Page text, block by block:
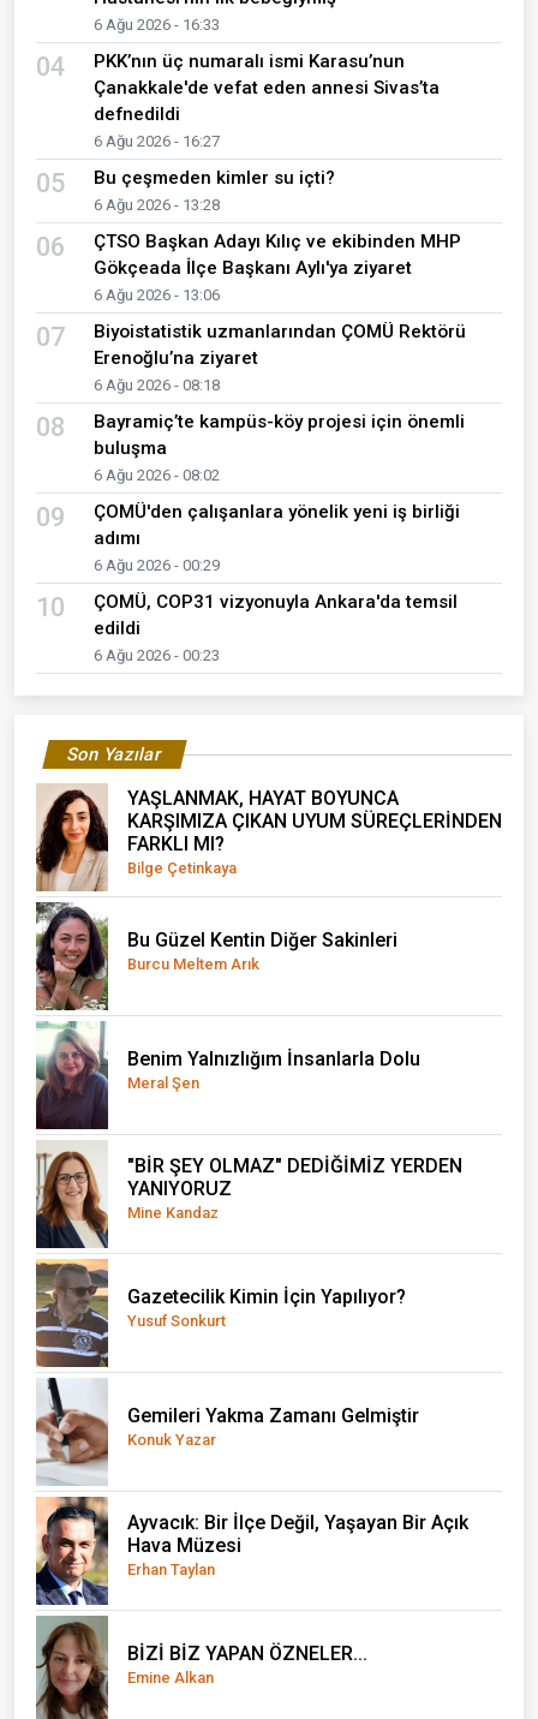
6 Ağu 2026 - 16:33
04
PKK’nın üç numaralı ismi Karasu’nun
Çanakkale'de vefat eden annesi Sivas’ta
defnedildi
6 Ağu 2026 - 16:27
05 Bu çeşmeden kimler su içti?
6 Ağu 2026 - 13:28
06
ÇTSO Başkan Adayı Kılıç ve ekibinden MHP
Gökçeada İlçe Başkanı Aylı'ya ziyaret
6 Ağu 2026 - 13:06
07
Biyoistatistik uzmanlarından ÇOMÜ Rektörü
Erenoğlu’na ziyaret
6 Ağu 2026 - 08:18
08
Bayramiç’te kampüs-köy projesi için önemli
buluşma
6 Ağu 2026 - 08:02
09
ÇOMÜ'den çalışanlara yönelik yeni iş birliği
adımı
6 Ağu 2026 - 00:29
10
ÇOMÜ, COP31 vizyonuyla Ankara'da temsil
edildi
6 Ağu 2026 - 00:23
Son Yazılar
YAŞLANMAK, HAYAT BOYUNCA
KARŞIMIZA ÇIKAN UYUM SÜREÇLERİNDEN
FARKLI MI?
Bilge Çetinkaya
Bu Güzel Kentin Diğer Sakinleri
Burcu Meltem Arık
Benim Yalnızlığım İnsanlarla Dolu
Meral Şen
"BİR ŞEY OLMAZ" DEDİĞİMİZ YERDEN
YANIYORUZ
Mine Kandaz
Gazetecilik Kimin İçin Yapılıyor?
Yusuf Sonkurt
Gemileri Yakma Zamanı Gelmiştir
Konuk Yazar
Ayvacık: Bir İlçe Değil, Yaşayan Bir Açık
Hava Müzesi
Erhan Taylan
BİZİ BİZ YAPAN ÖZNELER...
Emine Alkan